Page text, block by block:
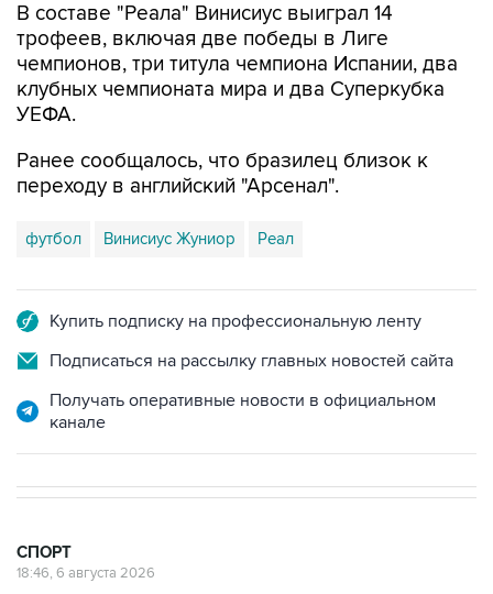
В составе "Реала" Винисиус выиграл 14
трофеев, включая две победы в Лиге
чемпионов, три титула чемпиона Испании, два
клубных чемпионата мира и два Суперкубка
УЕФА.
Ранее сообщалось, что бразилец близок к
переходу в английский "Арсенал".
футбол Винисиус Жуниор Реал
Купить подписку на профессиональную ленту
Подписаться на рассылку главных новостей сайта
Получать оперативные новости в официальном
канале
СПОРТ
18:46, 6 августа 2026